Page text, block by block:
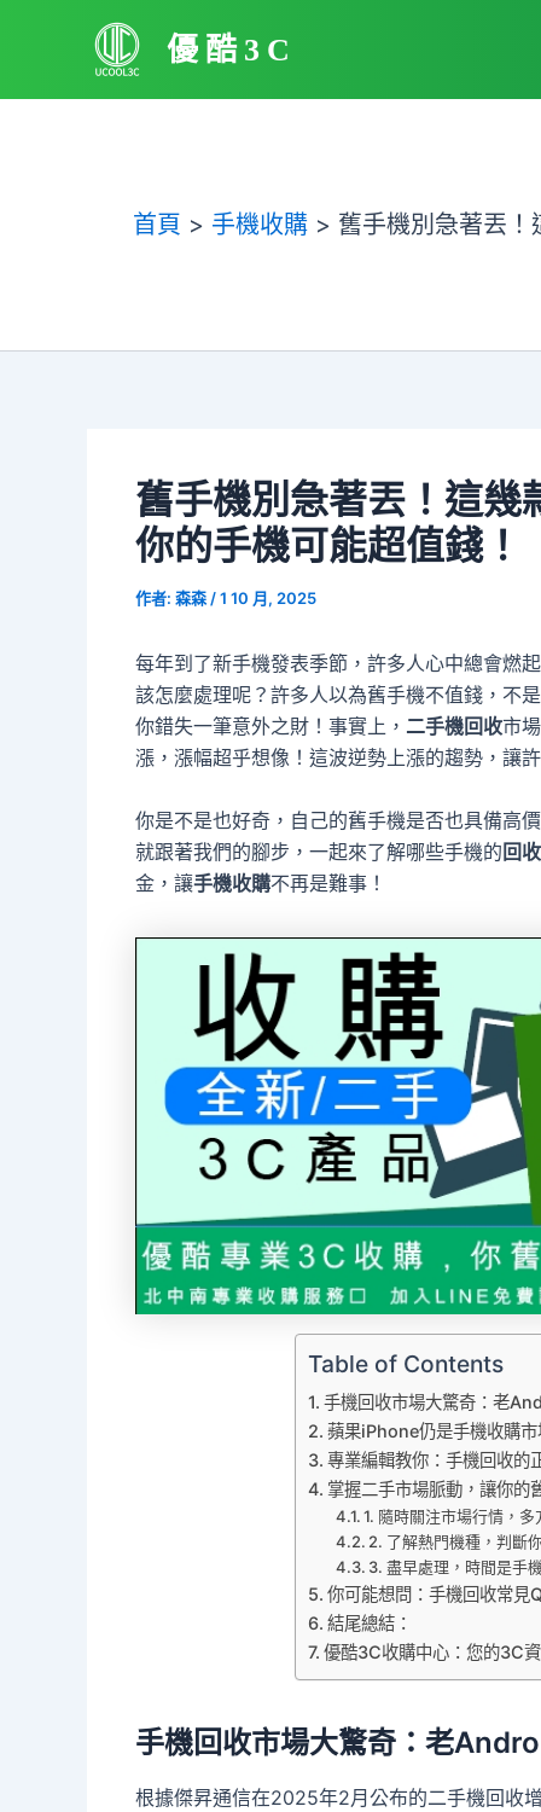
優酷3C
首頁 手機收購 舊手機別急著丟
舊手機別急著丟！這幾
你的手機可能超值錢！
作者: 森森 /1 10 月, 2025
每年到了新手機發表季節，許多人心中總會燃
該怎麼處理呢？許多人以為舊手機不值錢，不
你錯失一筆意外之財！事實上， 二手機回收市
漲，漲幅超乎想像！這波逆勢上漲的趨勢，讓
你是不是也好奇，自己的舊手機是否也具備高價
就跟著我們的腳步，一起來了解哪些手機的回
金，讓手機收購不再是難事！
Table of Contents
手機回收市場大驚奇：老
蘋果iPhone仍是手機收購市
專業編輯教你：手機回收的
掌握二手市場脈動，讓你的
1. 隨時關注市場行情，
2. 了解熱門機種，判斷
3. 盡早處理，時間是手
你可能想問：手機回收常見
結尾總結：
優酷3C收購中心：您的3C
手機回收市場大驚奇：老
根據傑昇通信在2025年2月公布的二手機回收